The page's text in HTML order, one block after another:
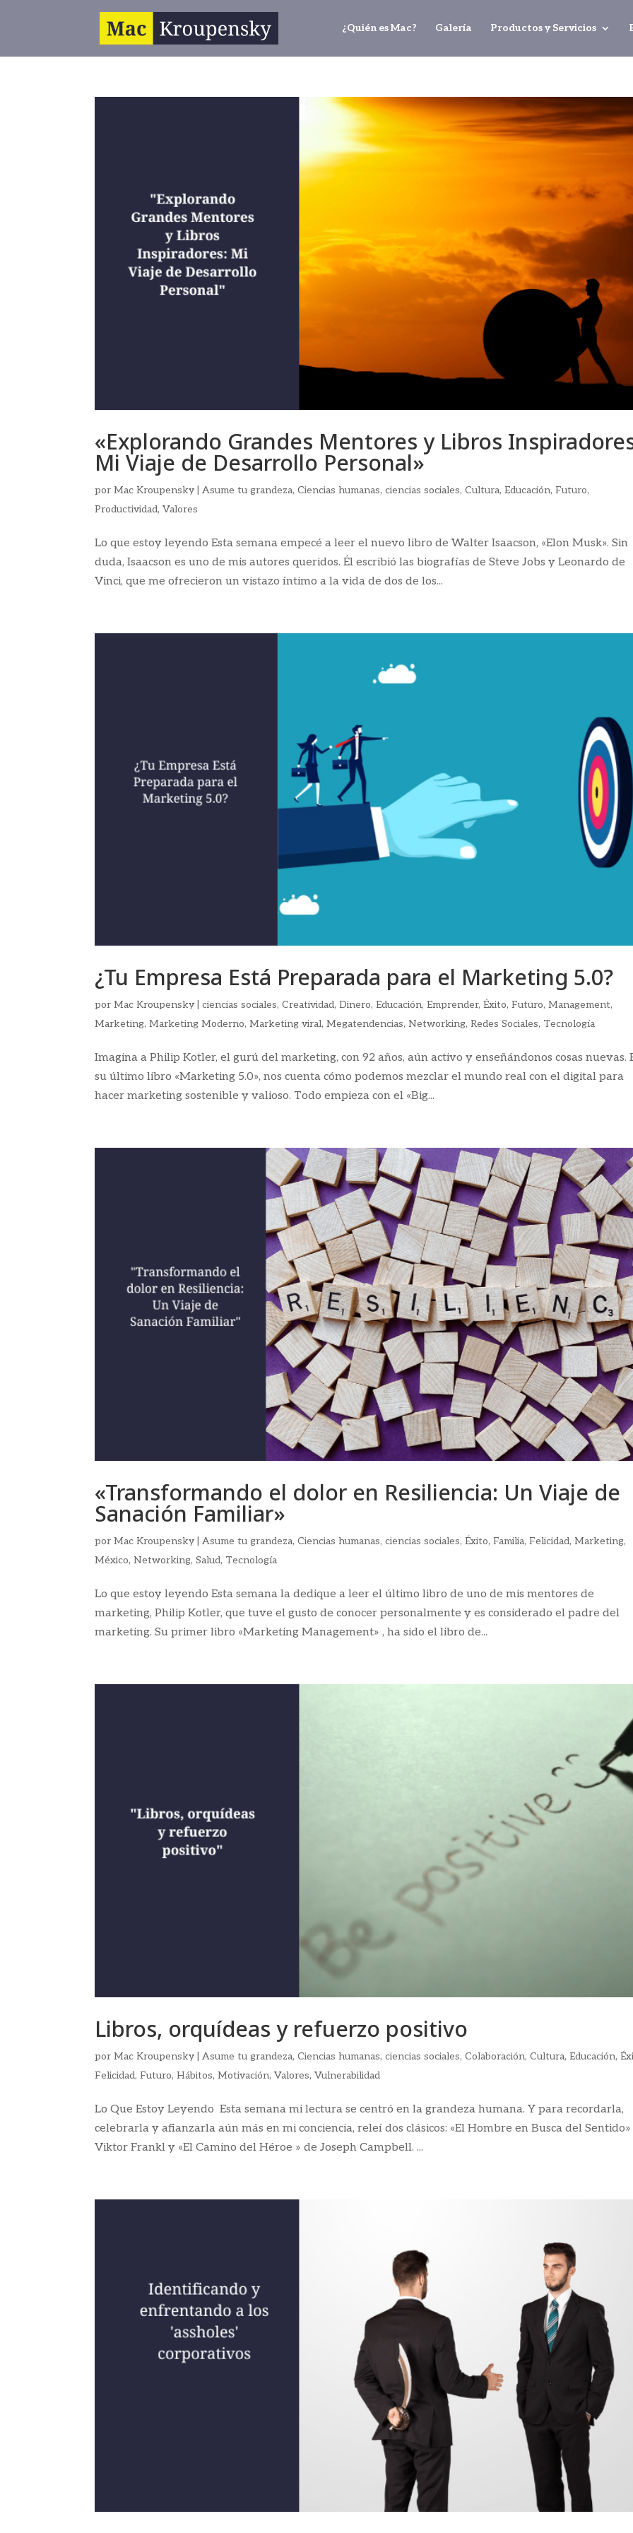
¿Quién es Mac? Galería Productos y Servicios
«Explorando Grandes Mentores y Libros
Mi Viaje de Desarrollo Personal»
porMac Kroupensky |Asume tu grandeza,Ciencias humanas,ciencias sociales,Cultura,Educación,Futuro,
Productividad,Valores
Lo que estoy leyendo Esta semana empecé a leer el nuevo libro de Walter Isaacson, «Elon Musk». Sin
duda, Isaacson es uno de mis autores queridos. Él escribió las biografías de Steve Jobs y Leonardo de
Vinci, que me ofrecieron un vistazo íntimo a la vida de dos de los...
¿Tu Empresa Está Preparada para el Marketing 5.0?
porMac Kroupensky |ciencias sociales,Creatividad,Dinero,Educación,Emprender,Éxito,Futuro,Management,
Marketing,Marketing Moderno,Marketing viral,Megatendencias,Networking,Redes Sociales, Tecnología
Imagina a Philip Kotler, el gurú del marketing, con 92 años, aún activo y enseñándonos cosas nuevas.
su último libro «Marketing 5.0», nos cuenta cómo podemos mezclar el mundo real con el digital para
hacer marketing sostenible y valioso. Todo empieza con el «Big...
«Transformando el dolor en Resiliencia: Un Viaje de
Sanación Familiar»
porMac Kroupensky |Asume tu grandeza,Ciencias humanas,ciencias sociales,Éxito,Familia,Felicidad,Marketing,
México,Networking,Salud, Tecnología
Lo que estoy leyendo Esta semana la dedique a leer el último libro de uno de mis mentores de
marketing, Philip Kotler, que tuve el gusto de conocer personalmente y es considerado el padre del
marketing. Su primer libro «Marketing Management» , ha sido el libro de...
Libros, orquídeas y refuerzo positivo
porMac Kroupensky |Asume tu grandeza,Ciencias humanas,ciencias sociales,Colaboración,Cultura,Educación,
Felicidad,Futuro,Hábitos,Motivación,Valores,Vulnerabilidad
Lo Que Estoy Leyendo Esta semana mi lectura se centró en la grandeza humana. Y para recordarla,
celebrarla y afianzarla aún más en mi conciencia, releí dos clásicos: «El Hombre en Busca del
Viktor Frankl y «El Camino del Héroe » de Joseph Campbell. ...